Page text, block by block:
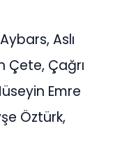
Aslı
Çete, Çağrı
Emre
Öztürk,